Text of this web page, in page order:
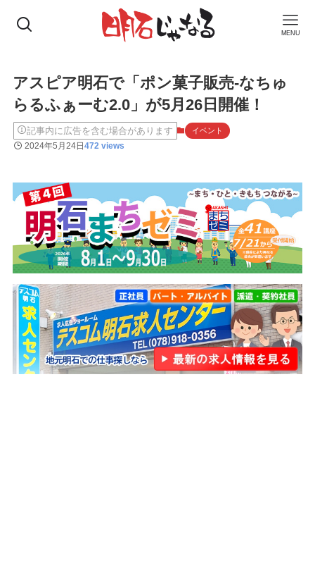
MENU
アスピア明石で「ポン菓子販売-なちゅ
らるふぁーむ2.0」が5月26日開催！
記事内に広告を含む場合があります イベント
2024年5月24日472 views